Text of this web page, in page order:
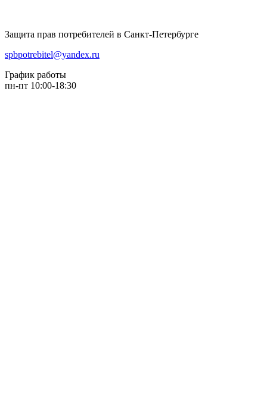
Защита прав потребителей в Санкт-Петербурге
spbpotrebitel@yandex.ru
График работы
пн-пт 10:00-18:30